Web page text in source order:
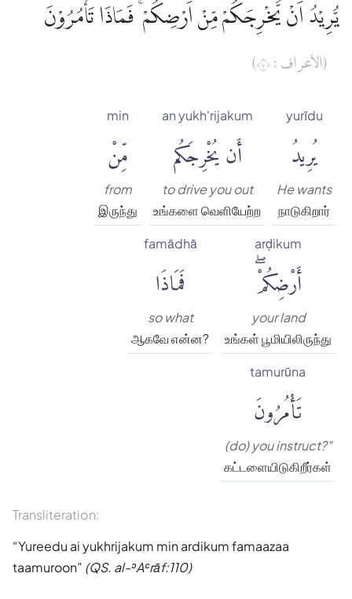
يُّرِيْدُ اَنْ يُّخْرِجَكُمْ مِّنْ اَرْضِكُمْ ۚ فَمَاذَا تَأْمُرُوْنَ
(الأعراف : ٧)
yurīdu
يُرِيدُ
He wants
நாடுகிறார்
an yukh'rijakum
أَن يُخْرِجَكُم
to drive you out
உங்களை வெளியேற்ற
min
مِّنْ
from
இருந்து
arḍikum
أَرْضِكُمْۖ
your land
உங்கள் பூமியிலிருந்து
famādhā
فَمَاذَا
so what
ஆகவே என்ன?
tamurūna
تَأْمُرُونَ
(do) you instruct?"
கட்டளையிடுகிறீர்கள்
Transliteration:
Yureedu ai yukhrijakum min ardikum famaazaa
taamuroon (QS. al-ʾAʿrāf:110)